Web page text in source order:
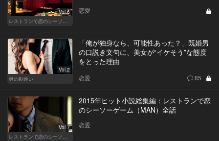
Vol.6
レストランで恋のシーソーゲーム（MAN）
恋愛
Vol.2
男の勘違い
「俺が独身なら、可能性あった？」既婚男
の口説き文句に、美女が“イケそう”な態度
をとった理由
恋愛 85
Vol.7
レストランで恋のシーソーゲーム（MAN）
2015年ヒット小説総集編：レストランで恋
のシーソーゲーム（MAN）全話
恋愛